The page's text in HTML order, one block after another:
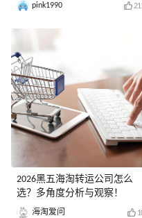
pink1990
2026黑五海淘转运公司怎么
选？多角度分析与观察！
海淘爱问